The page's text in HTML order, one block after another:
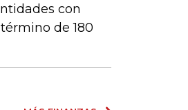
con
de 180